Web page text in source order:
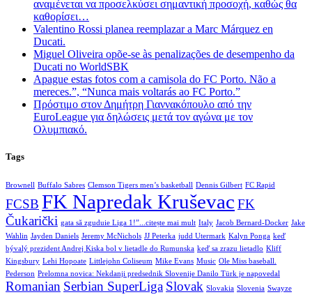
αναμένεται να προσελκύσει σημαντική προσοχή, καθώς θα
καθορίσει…
Valentino Rossi planea reemplazar a Marc Márquez en
Ducati.
Miguel Oliveira opõe-se às penalizações de desempenho da
Ducati no WorldSBK
Apague estas fotos com a camisola do FC Porto. Não a
mereces.”, “Nunca mais voltarás ao FC Porto.”
Πρόστιμο στον Δημήτρη Γιαννακόπουλο από την
EuroLeague για δηλώσεις μετά τον αγώνα με τον
Ολυμπιακό.
Tags
Brownell Buffalo Sabres Clemson Tigers men’s basketball Dennis Gilbert FC Rapid
FCSB FK Napredak Kruševac FK
Čukarički gata să zguduie Liga 1!”...citește mai mult Italy Jacob Bernard-Docker Jake
Wahlin Jayden Daniels Jeremy McNichols JJ Peterka judd Utermark Kalyn Ponga keď
bývalý prezident Andrej Kiska bol v lietadle do Rumunska keď sa zrazu lietadlo Kliff
Kingsbury Lehi Hopoate Littlejohn Coliseum Mike Evans Music Ole Miss baseball.
Pederson Prelomna novica: Nekdanji predsednik Slovenije Danilo Türk je napovedal
Romanian Serbian SuperLiga Slovak Slovakia Slovenia Swayze